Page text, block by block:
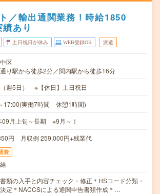
／輸出通関業務！時給1850
あり
土日祝日が休み WEB登録OK 派遣
区
り駅から徒歩2分／関内駅から徒歩16分
週5日） ※【休日】土日祝日
17:00(実働7時間 休憩1時間)
09月上旬～長期 ※9月～！
円 月収例 259,000円+残業代
費
類の入手と内容チェック・修正＊HSコード分類・
定＊NACCSによる通関申告書類作成＊…